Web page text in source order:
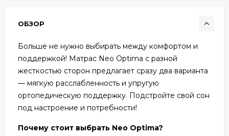
ОБЗОР
Больше не нужно выбирать между комфортом и
поддержкой! Матрас Neo Optima с разной
жесткостью сторон предлагает сразу два варианта
— мягкую расслабленность и упругую
ортопедическую поддержку. Подстройте свой сон
под настроение и потребности!
Почему стоит выбрать Neo Optima?